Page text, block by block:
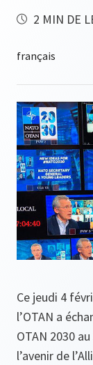
2 MIN DE
Ce jeudi 4
l’OTAN a
OTAN 2030
l’avenir de